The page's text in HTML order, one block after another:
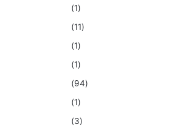
(1)
(11)
(1)
(1)
(94)
(1)
(3)